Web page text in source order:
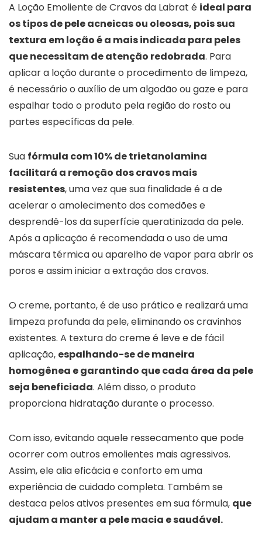
A Loção Emoliente de Cravos da Labrat é ideal para
os tipos de pele acneicas ou oleosas, pois sua
textura em loção é a mais indicada para peles
que necessitam de atenção redobrada. Para
aplicar a loção durante o procedimento de limpeza,
é necessário o auxílio de um algodão ou gaze e para
espalhar todo o produto pela região do rosto ou
partes específicas da pele.
Sua fórmula com 10% de trietanolamina
facilitará a remoção dos cravos mais
resistentes, uma vez que sua finalidade é a de
acelerar o amolecimento dos comedões e
desprendê-los da superfície queratinizada da pele.
Após a aplicação é recomendada o uso de uma
máscara térmica ou aparelho de vapor para abrir os
poros e assim iniciar a extração dos cravos.
O creme, portanto, é de uso prático e realizará uma
limpeza profunda da pele, eliminando os cravinhos
existentes. A textura do creme é leve e de fácil
aplicação, espalhando-se de maneira
homogênea e garantindo que cada área da pele
seja beneficiada. Além disso, o produto
proporciona hidratação durante o processo.
Com isso, evitando aquele ressecamento que pode
ocorrer com outros emolientes mais agressivos.
Assim, ele alia eficácia e conforto em uma
experiência de cuidado completa. Também se
destaca pelos ativos presentes em sua fórmula, que
ajudam a manter a pele macia e saudável.